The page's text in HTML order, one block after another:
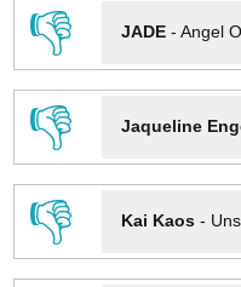
👎
JADE- Angel
👎
Jaqueline
👎
Kai Kaos-